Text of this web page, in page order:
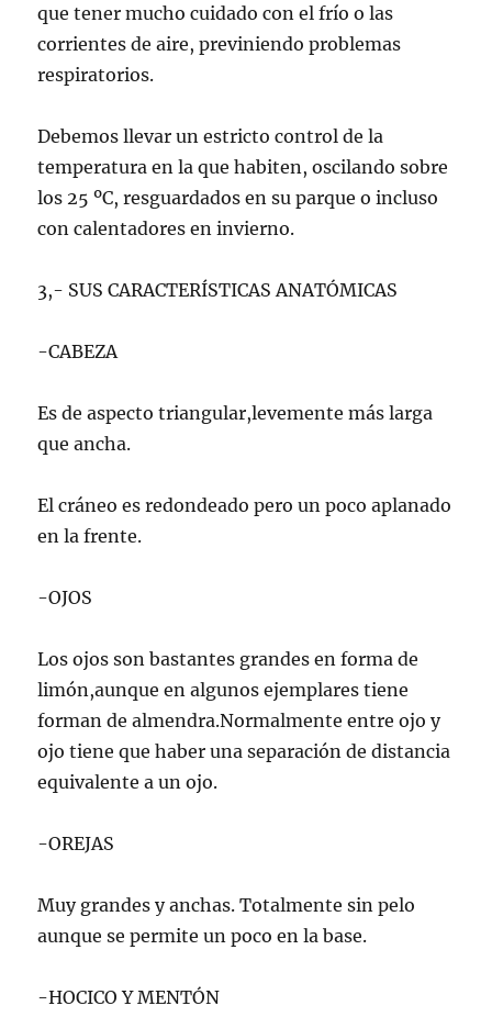
que tener mucho cuidado con el frío o las
corrientes de aire, previniendo problemas
respiratorios.
Debemos llevar un estricto control de la
temperatura en la que habiten, oscilando sobre
los 25 ºC, resguardados en su parque o incluso
con calentadores en invierno.
3,- SUS CARACTERÍSTICAS ANATÓMICAS
-CABEZA
Es de aspecto triangular,levemente más larga
que ancha.
El cráneo es redondeado pero un poco aplanado
en la frente.
-OJOS
Los ojos son bastantes grandes en forma de
limón,aunque en algunos ejemplares tiene
forman de almendra.Normalmente entre ojo y
ojo tiene que haber una separación de distancia
equivalente a un ojo.
-OREJAS
Muy grandes y anchas. Totalmente sin pelo
aunque se permite un poco en la base.
-HOCICO Y MENTÓN